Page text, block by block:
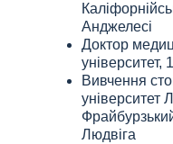
Анджелесі
Доктор
університет,
Вивчення
університет
Людвіга